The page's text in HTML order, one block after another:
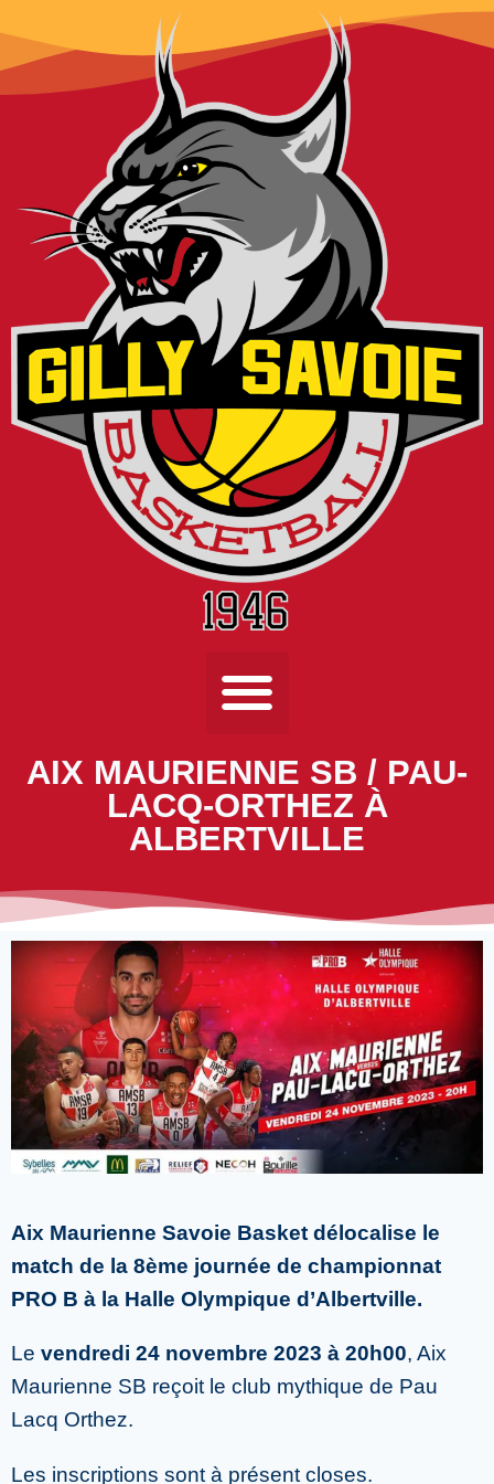
AIX MAURIENNE SB / PAU-
LACQ-ORTHEZ À
ALBERTVILLE
Aix Maurienne Savoie Basket délocalise le
match de la 8ème journée de championnat
PRO B à la Halle Olympique d’Albertville.
Le vendredi 24 novembre 2023 à 20h00, Aix
Maurienne SB reçoit le club mythique de Pau
Lacq Orthez.
Les inscriptions sont à présent closes.